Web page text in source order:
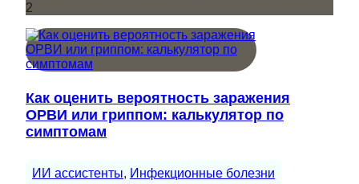
Как оценить вероятность заражения
ОРВИ или гриппом: калькулятор по
симптомам
ИИ ассистенты, Инфекционные болезни